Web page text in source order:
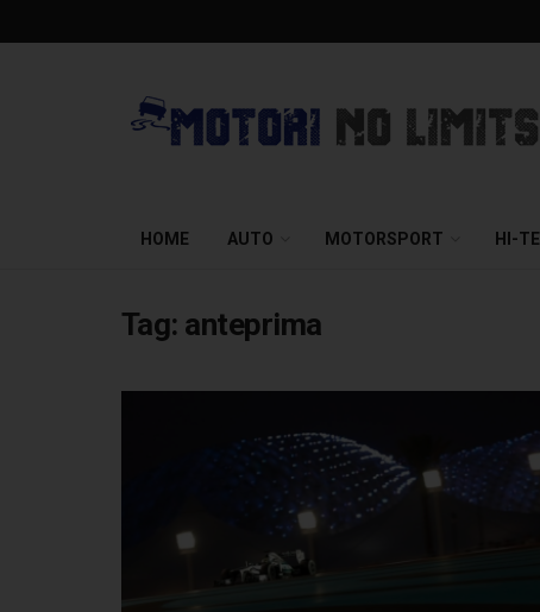
HOME AUTO MOTORSPORT HI-
Tag: anteprima